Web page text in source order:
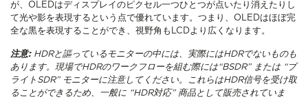
が、OLEDはディスプレイのピクセル一つひとつが点いたり消えたりし
て光や影を表現するという点で優れています。つまり、OLEDはほぼ完
全な黒を表現することができ、視野角もLCDより広くなります。
注意: HDRと謳っているモニターの中には、実際にはHDRでないものも
あります。現場でHDRのワークフローを組む際には“BSDR” または “ブ
ライトSDR” モニターに注意してください。これらはHDR信号を受け取
ることができるため、一般に “HDR対応” 商品として販売されていま